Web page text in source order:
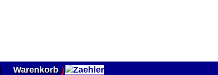
Warenkorb